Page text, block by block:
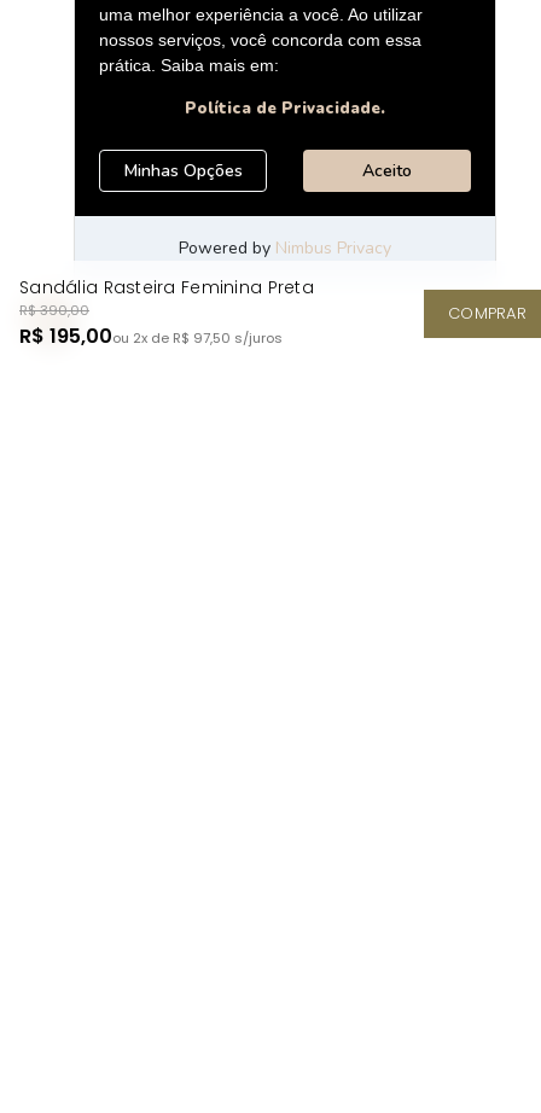
Sandália Rasteira Feminina Preta
R$ 390,00
R$ 195,00ou 2x de R$ 97,50 s/juros
COMPRAR